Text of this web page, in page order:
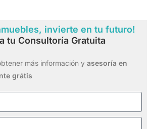
invierte en tu futuro!
tu Consultoría Gratuita
más información y asesoría en
grátis